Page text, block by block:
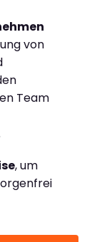
von
Team
, um